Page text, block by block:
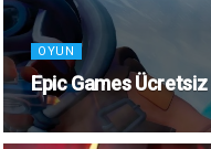
OYUN
Epic Games